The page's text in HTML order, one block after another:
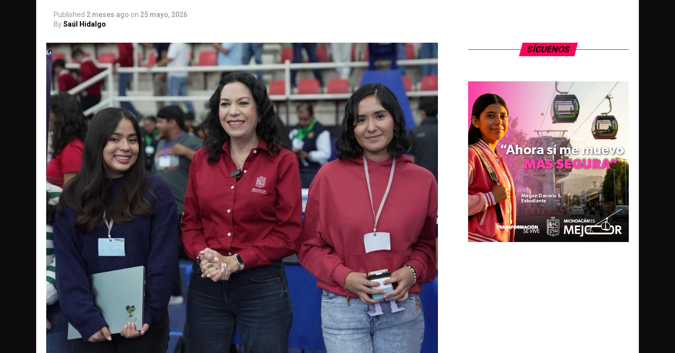
Published 2 meses ago on 25 mayo, 2026
BySaúl Hidalgo
SÍGUENOS